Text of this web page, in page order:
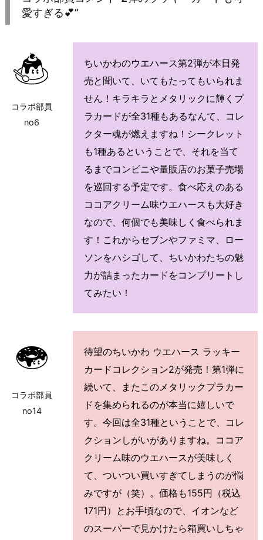
愛すぎる💕”
コラボ部員
no6
ちいかわのウエハース第2弾が本日発
売と聞いて、いてもたってもいられま
せん！キラキラとメタリックに輝くプ
ラカードが全31種もあるなんて、コレ
クター魂が燃えますね！シークレット
も1種あるということで、それを当て
るまでコンビニや量販店のお菓子売場
を巡回する予定です。食べ応えのある
ココアクリーム味ウエハースも大好き
なので、何個でも美味しく食べられま
す！これからセブンやファミマ、ロー
ソンをハシゴして、ちいかわたちの魅
力が詰まったカードをコンプリートし
てみたい！
コラボ部員
no14
待望のちいかわ ウエハース ラッキー
カードコレクション2が発売！第1弾に
続いて、またこのメタリックプラカー
ドを集められるのが本当に嬉しいで
す。今回は全31種ということで、コレ
クションしがいがありますね。ココア
クリーム味のウエハースが美味しく
て、ついつい買いすぎてしまうのが悩
みですが（笑）。価格も155円（税込
171円）とお手頃なので、イオンなど
のスーパーで見かけたら箱買いしちゃ